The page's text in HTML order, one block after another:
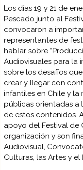
Los días 19 y 21 de
Pescado junto al
convocaron a
representantes de
hablar sobre
Audiovisuales para la
sobre los desafíos
crear y llegar con
infantiles en Chile y
públicas orientadas a
de estos contenidos.
apoyo del Festival de
organización y son
Audiovisual,
Culturas, las Artes y el